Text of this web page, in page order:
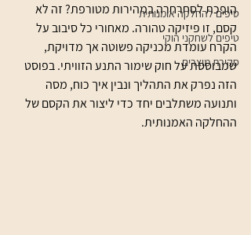
טיפים להחלקה אומנותית
טיפים לשחקני הוקי
סקירת מוצרים
הופכת לסחרחרה במהירות מטורפת? זה לא
קסם, זו פיזיקה טהורה. מאחורי כל סיבוב על
הקרח עומדת מכניקה פשוטה אך מדויקת,
שמבוססת על חוק שימור התנע הזוויתי. בפוסט
הזה נפרק את התהליך ונבין איך כוח, מסה
ותנועה משתלבים יחד כדי ליצור את הקסם של
ההחלקה האמנותית.